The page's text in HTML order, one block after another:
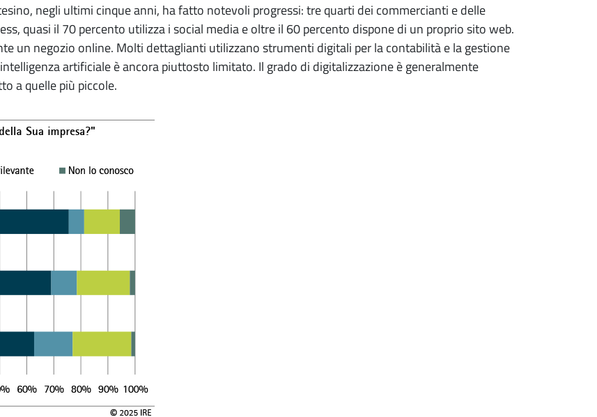
negli ultimi cinque anni, ha fatto notevoli progressi: tre quarti dei commercianti e delle
quasi il 70 percento utilizza i social media e oltre il 60 percento dispone di un proprio sito web.
un negozio online. Molti dettaglianti utilizzano strumenti digitali per la contabilità e la gestione
artificiale è ancora piuttosto limitato. Il grado di digitalizzazione è generalmente
a quelle più piccole.